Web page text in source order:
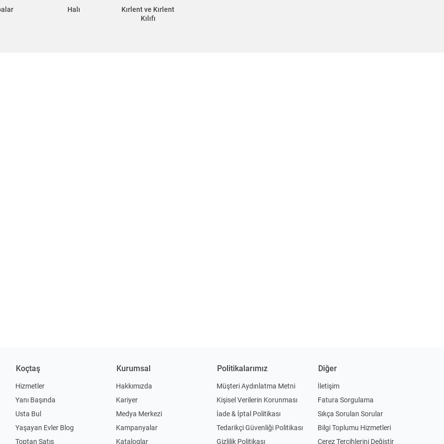
Halı
Kırlent ve Kırlent
Kılıfı
Koçtaş
Hizmetler
Yanı Başında
Usta Bul
Yaşayan Evler Blog
Toptan Satış
Kurumsal
Hakkımızda
Kariyer
Medya Merkezi
Kampanyalar
Kataloglar
Politikalarımız
Müşteri Aydınlatma Metni
Kişisel Verilerin Korunması
İade & İptal Politikası
Tedarikçi Güvenliği Politikası
Gizlilik Politikası
Diğer
İletişim
Fatura Sorgulama
Sıkça Sorulan Sorular
Bilgi Toplumu Hizmetleri
Çerez Tercihlerini Değiştir